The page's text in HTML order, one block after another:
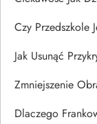
Czy Przedszkole
Jak Usunąć
Zmniejszenie
Dlaczego